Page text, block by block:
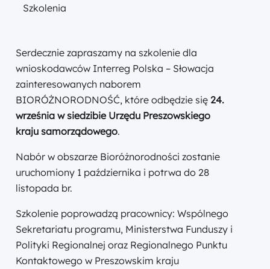
Szkolenia
Serdecznie zapraszamy na szkolenie dla
wnioskodawców Interreg Polska – Słowacja
zainteresowanych naborem
BIORÓŻNORODNOŚĆ, które odbędzie się 24.
września w siedzibie Urzędu Preszowskiego
kraju samorządowego.
Nabór w obszarze Bioróżnorodności zostanie
uruchomiony 1 października i potrwa do 28
listopada br.
Szkolenie poprowadzą pracownicy: Wspólnego
Sekretariatu programu, Ministerstwa Funduszy i
Polityki Regionalnej oraz Regionalnego Punktu
Kontaktowego w Preszowskim kraju